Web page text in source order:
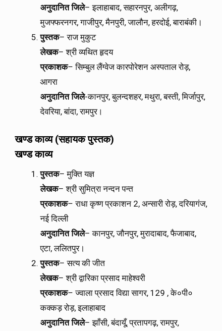
अनुदानित जिले– इलाहाबाद, सहारनपुर, अलीगढ़,
मुजफ्फरनगर, गाजीपुर, मैनपुरी, जालौन, हरदोई, बाराबंकी।
पुस्तक– राज मुकुट
लेखक– श्री व्यथित हृदय
प्रकाशक– सिम्बुल लैंग्वेज कारपोरेशन अस्पताल रोड़,
आगरा
अनुदानित जिले-कानपुर, बुलन्दशहर, मथुरा, बस्ती, मिर्जापुर,
देवरिया, बांदा, रामपुर।
खण्ड काव्य(सहायक पुस्तक)
खण्ड काव्य
पुस्तक– मुक्ति यज्ञ
लेखक– श्री सुमित्रा नन्दन पन्त
प्रकाशक– राधा कृष्ण प्रकाशन 2, अन्सारी रोड़, दरियागंज,
नई दिल्ली
अनुदानित जिले– कानपुर, जौनपुर, मुरादाबाद, फैजाबाद,
एटा, ललितपुर।
पुस्तक– सत्य की जीत
लेखक– श्री द्वारिका प्रसाद माहेश्वरी
प्रकाशक– ज्वाला प्रसाद विद्या सागर, 129 , के०पी०
कक्कड़ रोड़, इलाहाबाद
अनुदानित जिले– झाँसी, बंदायूँ, प्रतापगढ़, रामपुर,